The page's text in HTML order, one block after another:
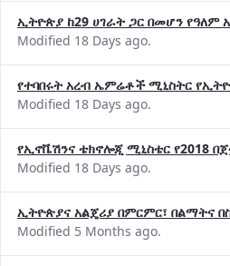
ኢትዮጵያ ከ29 ሀገራት ጋር በመሆን የዓለም
Modified 18 Days ago.
የተባበሩት አረብ ኤምሬቶች ሚኒስትር
Modified 18 Days ago.
የኢኖቬሽንና ቴክኖሎጂ ሚኒስቴር የ2018
Modified 18 Days ago.
ኢትዮጵያና አልጄሪያ በምርምር፣ በልማትና
Modified 5 Months ago.